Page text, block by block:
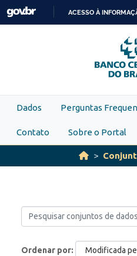
Skip to main content
O
ACESSO À
Dados Perguntas
Contato Sobre o Portal
Ordenar por